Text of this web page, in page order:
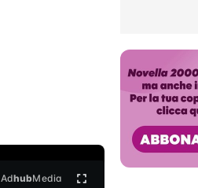
AdhubMedia